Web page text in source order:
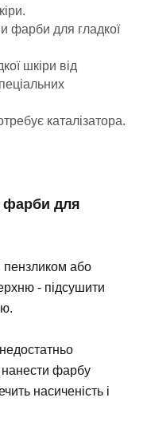
фарби для гладкої
шкіри від
каталізатора.
фарби для
пензликом або
- підсушити
фарбу
насиченість і